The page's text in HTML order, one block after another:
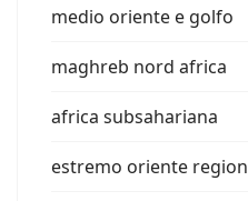
medio oriente e golfo
maghreb nord africa
africa subsahariana
estremo oriente